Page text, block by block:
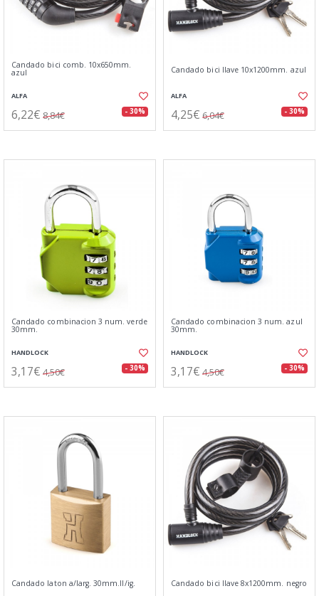
Candado bici comb. 10x650mm.
azul
ALFA
6,22€ 8,84€ - 30%
Candado bici llave 10x1200mm. azul
ALFA
4,25€ 6,04€ - 30%
Candado combinacion 3 num. verde
30mm.
HANDLOCK
3,17€ 4,50€ - 30%
Candado combinacion 3 num. azul
30mm.
HANDLOCK
3,17€ 4,50€ - 30%
Candado laton a/larg. 30mm.ll/ig. Candado bici llave 8x1200mm. negro